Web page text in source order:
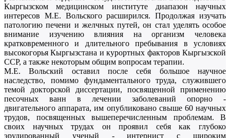
Кыргызском медицинском институте диапазон научных
интересов М.Е. Вольского расширился. Продолжая изучать
патологию печени и желчных путей, он стал уделять особое
внимание изучению влияния на организм человека
кратковременного и длительного пребывания в условиях
высокогорья Кыргызстана и курортных факторов Кыргызской
ССР, а также некоторым общим вопросам терапии.
М.Е. Вольский оставил после себя большое научное
наследство, помимо фундаментального труда, служившего
темой докторской диссертации, посвященной применению
песочных ванн в лечении заболеваний опорно -
двигательного аппарата, им опубликовано свыше 60 научных
трудов, посвященных вышеперечисленным проблемам. В
своих научных трудах он проявил себя как глубоко
эрудированный ученый - интернист с широким